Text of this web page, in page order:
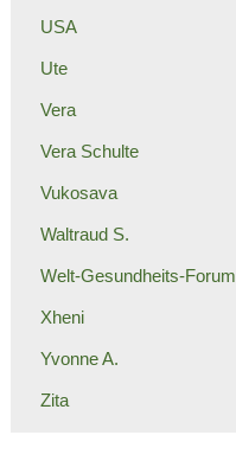
USA
Ute
Vera
Vera Schulte
Vukosava
Waltraud S.
Welt-Gesundheits-Forum
Xheni
Yvonne A.
Zita